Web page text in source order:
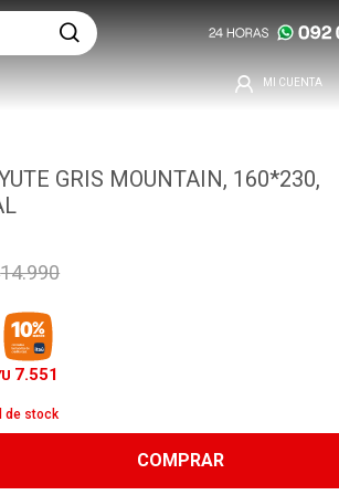
GRIS MOUNTAIN, 160*230,
14.990
7.551
de stock
COMPRAR